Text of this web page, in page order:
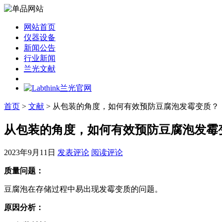
网站首页
仪器设备
新闻公告
行业新闻
兰光文献
首页 > 文献 > 从包装的角度，如何有效预防豆腐泡发霉变质？
从包装的角度，如何有效预防豆腐泡发霉
2023年9月11日 发表评论 阅读评论
质量问题：
豆腐泡在存储过程中易出现发霉变质的问题。
原因分析：